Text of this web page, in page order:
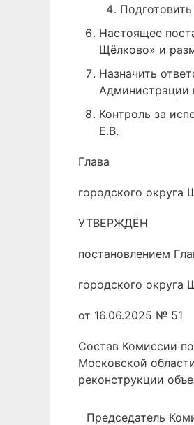
Настоящее
Щёлково» и
Назначить
Администрации
Контроль за
Е.В.
Глава
городского округа
УТВЕРЖДЁН
постановлением
городского округа
от 16.06.2025 № 51
Состав Комиссии
Московской
реконструкции
Председатель